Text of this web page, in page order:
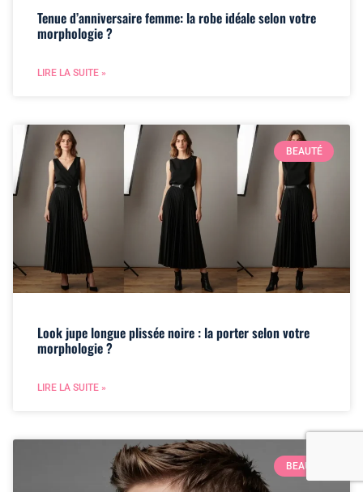
Tenue d’anniversaire femme: la robe idéale selon votre
morphologie ?
LIRE LA SUITE »
BEAUTÉ
Look jupe longue plissée noire : la porter selon votre
morphologie ?
LIRE LA SUITE »
BEAUTÉ